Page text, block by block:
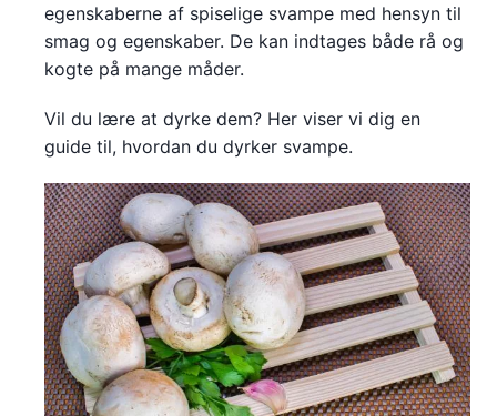
egenskaberne af spiselige svampe med hensyn til
smag og egenskaber. De kan indtages både rå og
kogte på mange måder.
Vil du lære at dyrke dem? Her viser vi dig en
guide til, hvordan du dyrker svampe.